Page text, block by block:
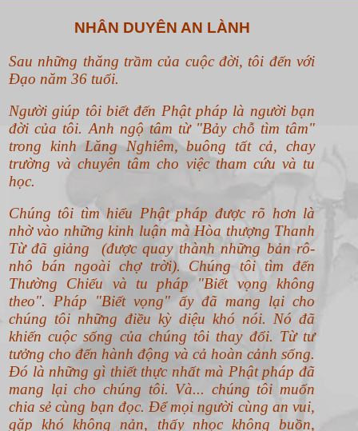
NHÂN DUYÊN AN LÀNH
Sau những thăng trầm của cuộc đời, tôi đến với
Đạo năm 36 tuổi.
Người giúp tôi biết đến Phật pháp là người bạn
đời của tôi. Anh ngộ tâm từ "Bảy chỗ tìm tâm"
trong kinh Lăng Nghiêm, buông tất cả, chay
trường và chuyên tâm cho việc tham cứu và tu
học.
Chúng tôi tìm hiểu Phật pháp được rõ hơn là
nhờ vào những kinh luận mà Hòa thượng Thanh
Từ đã giảng (được quay thành những bản rô-
nhô bán ngoài chợ trời). Chúng tôi tìm đến
Thường Chiếu và tu pháp "Biết vọng không
theo". Pháp "Biết vọng" ấy đã mang lại cho
chúng tôi những điều kỳ diệu khó nói. Nó đã
khiến cuộc sống của chúng tôi thay đổi. Từ tư
tưởng cho đến hành động và cả hoàn cảnh sống.
Đó là những gì thiết thực nhất mà Phật pháp đã
mang lại cho chúng tôi. Và... chúng tôi muốn
chia sẻ cùng bạn đọc. Để mọi người cùng an vui,
gặp khó không nản, thấy nhọc không buồn,